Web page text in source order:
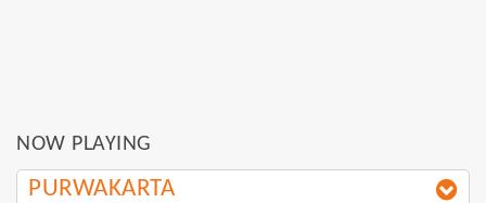
NOW PLAYING
PURWAKARTA